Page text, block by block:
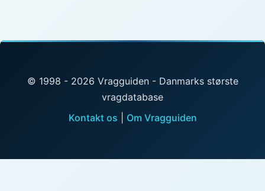
© 1998 - 2026 Vragguiden - Danmarks største
vragdatabase
Kontakt os
Om Vragguiden